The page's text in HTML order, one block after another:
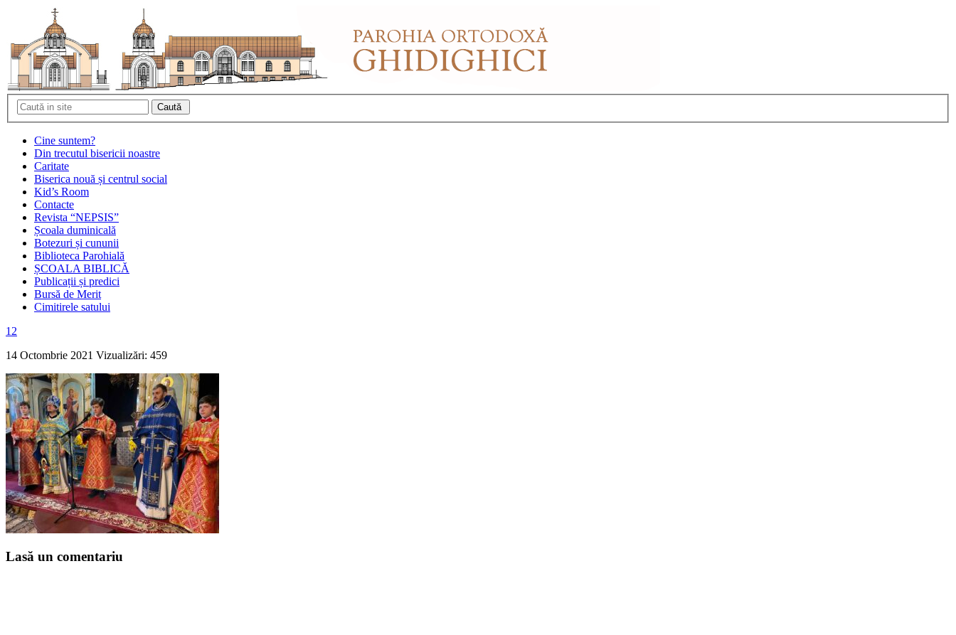
Cine suntem?
Din trecutul bisericii noastre
Caritate
Biserica nouă și centrul social
Kid’s Room
Contacte
Revista “NEPSIS”
Școala duminicală
Botezuri și cununii
Biblioteca Parohială
ȘCOALA BIBLICĂ
Publicații și predici
Bursă de Merit
Cimitirele satului
12
14 Octombrie 2021 Vizualizări: 459
Lasă un comentariu